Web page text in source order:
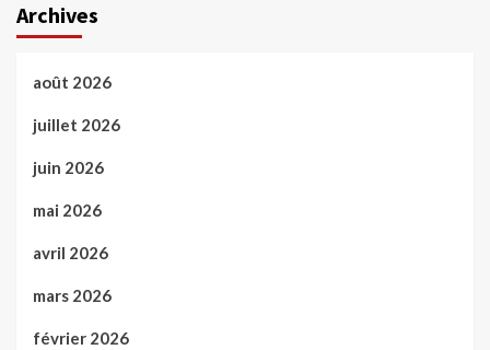
Archives
août 2026
juillet 2026
juin 2026
mai 2026
avril 2026
mars 2026
février 2026